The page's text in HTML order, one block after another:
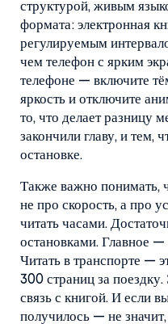
структурой, живым
формата: электронная
регулируемым
чем телефон с ярким
телефоне — включите
яркость и отключите
то, что делает разницу
закончили главу, и тем,
остановке.
Также важно понимать,
не про скорость, а про
читать часами.
остановками. Главное —
Читать в транспорте —
300 страниц за
связь с книгой. И если
получилось — не